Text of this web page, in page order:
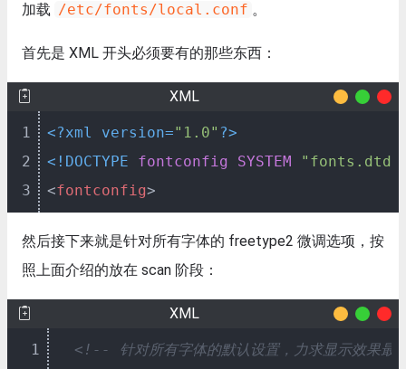
加载 /etc/fonts/local.conf 。
首先是 XML 开头必须要有的那些东西：
XML
1
2
3
<?xml version="1.0" ?>
<!DOCTYPE fontconfig SYSTEM "fonts.dtd"
<fontconfig>
然后接下来就是针对所有字体的 freetype2 微调选项，按
照上面介绍的放在 scan 阶段：
XML
1
<!-- 针对所有字体的默认设置，力求显示效果